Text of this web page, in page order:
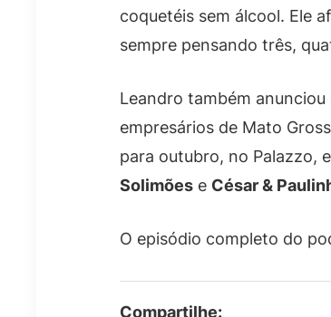
coquetéis sem álcool. Ele
sempre pensando três,
Leandro também anunciou
empresários de Mato
para outubro, no Palazzo,
Solimões e César &
O episódio completo do
Compartilhe: